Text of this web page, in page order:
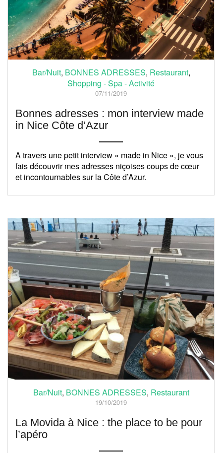
Bar/Nuit, BONNES ADRESSES, Restaurant,
Shopping - Spa - Activité
07/11/2019
Bonnes adresses : mon interview made
in Nice Côte d’Azur
A travers une petit interview « made in Nice », je vous
fais découvrir mes adresses niçoises coups de cœur
et incontournables sur la Côte d’Azur.
Bar/Nuit, BONNES ADRESSES, Restaurant
19/10/2019
La Movida à Nice : the place to be pour
l’apéro